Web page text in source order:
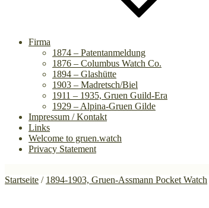
Firma
1874 – Patentanmeldung
1876 – Columbus Watch Co.
1894 – Glashütte
1903 – Madretsch/Biel
1911 – 1935, Gruen Guild-Era
1929 – Alpina-Gruen Gilde
Impressum / Kontakt
Links
Welcome to gruen.watch
Privacy Statement
Startseite / 1894-1903, Gruen-Assmann Pocket Watch